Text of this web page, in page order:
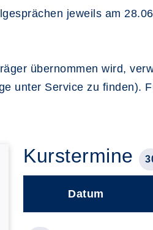
jeweils am
übernommen wird,
unter Service zu finden).
Kurstermine
Datum